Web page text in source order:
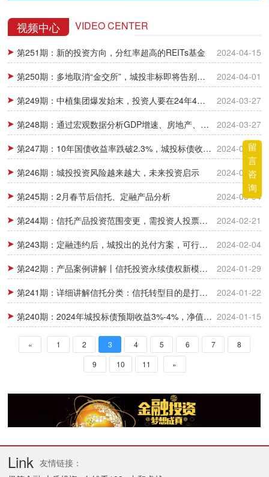
视频中心 VIDEO CENTER
第251期：新的投资方向，分红率超高的REITs基金
2024-04-15
第250期：多地取消“金交所”，城投非标即将告别历史舞台
2024-04-01
第249期：中植集团爆发始末，投资人要在24年4月5日之前进行债权申报
2024-03-27
第248期：通过宏观数据分析GDP增速、房地产、货币供应，未来投资需重新选择
2024-03-27
第247期：10年国债收益率跌破2.3%，城投标债收益率下探1% 2024-03-12
第246期：城投投资风险越来越大，未来投资启示
2024-03-04
第245期：2月春节后信托、定融产品分析
2024-03-04
第244期：信托产品投资范围变更，需投资人投票！2/3以上同意才可变
2024-02-21
第243期：定融违约后，城投出的兑付方案，可行性有多高？
2024-02-04
第242期：产品案例讲解丨信托投资永续债权新模式分析
2024-01-29
第241期：详细讲解信托分类：信托转型目的是打破刚兑！买者自负卖者有责！
2024-01-22
第240期：2024年城投标债预期收益3%-4%，净值化是大趋势，应转变投资思维 2024-01-15
« 1 2 3 4 5 6 7
8
9
10 11 »
Link 友情链接：
留
言
咨
询